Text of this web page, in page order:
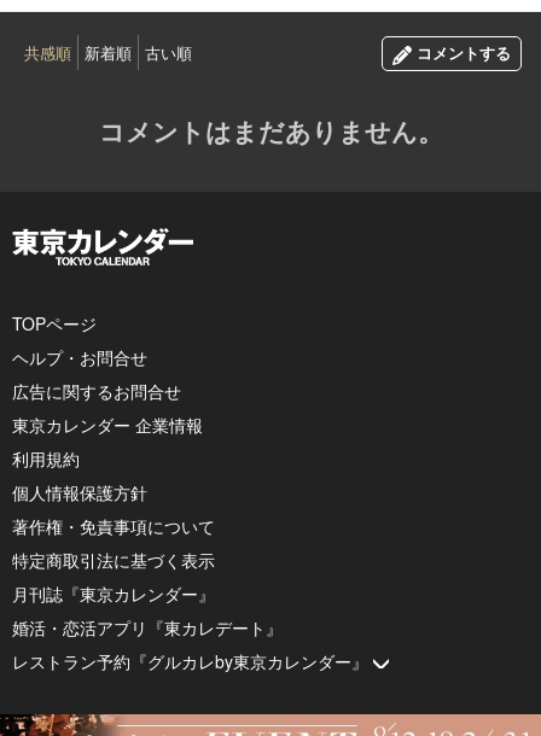
共感順 新着順 古い順 コメントする
コメントはまだありません。
TOPページ
ヘルプ・お問合せ
広告に関するお問合せ
東京カレンダー 企業情報
利用規約
個人情報保護方針
著作権・免責事項について
特定商取引法に基づく表示
月刊誌『東京カレンダー』
婚活・恋活アプリ『東カレデート』
レストラン予約『グルカレby東京カレンダー』